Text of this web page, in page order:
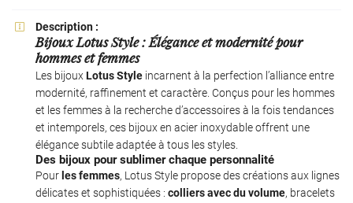
Adresse email de réception
En cochant cette case, vous consentez à recevoir nos propositions commerciales à
l'adresse email indiqué ci-dessus. Vous pouvez vous désinscrire à tout moment en
utilisantle formulaire de désinscription.
INSCRIPTION

Description :
Bijoux Lotus Style : Élégance et modernité pour
hommes et femmes
Les bijoux Lotus Style incarnent à la perfection l’alliance entre
modernité, raffinement et caractère. Conçus pour les hommes
et les femmes à la recherche d’accessoires à la fois tendances
et intemporels, ces bijoux en acier inoxydable offrent une
élégance subtile adaptée à tous les styles.
Des bijoux pour sublimer chaque personnalité
Pour les femmes, Lotus Style propose des créations aux lignes
délicates et sophistiquées : colliers avec du volume, bracelets